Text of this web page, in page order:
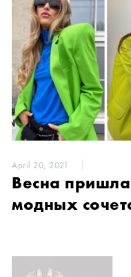
April 20, 2021
Весна
модных